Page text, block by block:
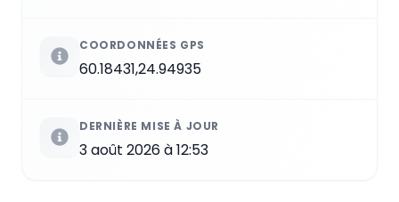
COORDONNÉES GPS
60.18431,24.94935
DERNIÈRE MISE À JOUR
3 août 2026 à 12:53